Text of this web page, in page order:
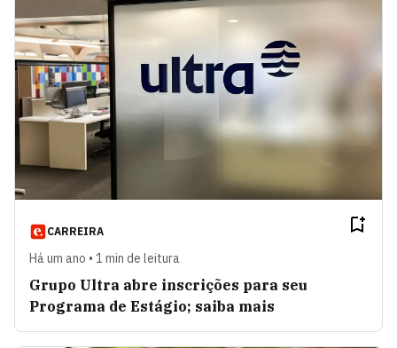
CARREIRA
Há um ano • 1 min de leitura
Grupo Ultra abre inscrições para seu
Programa de Estágio; saiba mais